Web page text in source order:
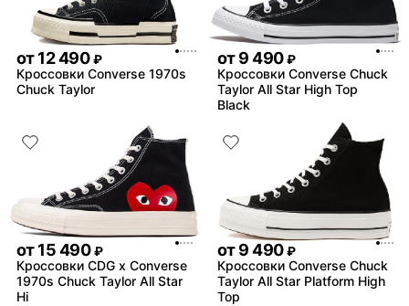
от12 490 ₽
Кроссовки Converse 1970s
Chuck Taylor
от9 490 ₽
Кроссовки Converse Chuck
Taylor All Star High Top
Black
от15 490 ₽
Кроссовки CDG x Converse
1970s Chuck Taylor All Star
Hi
от9 490 ₽
Кроссовки Converse Chuck
Taylor All Star Platform High
Top